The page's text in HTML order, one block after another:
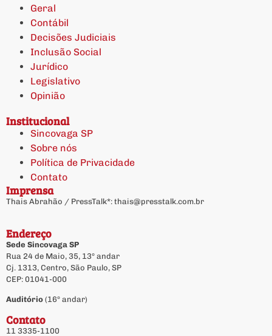
Geral
Contábil
Decisões Judiciais
Inclusão Social
Jurídico
Legislativo
Opinião
Institucional
Sincovaga SP
Sobre nós
Política de Privacidade
Contato
Imprensa
Thais Abrahão / PressTalk*: thais@presstalk.com.br
Endereço
Sede Sincovaga SP
Rua 24 de Maio, 35, 13º andar
Cj. 1313, Centro, São Paulo, SP
CEP: 01041-000
Auditório (16º andar)
Contato
11 3335-1100